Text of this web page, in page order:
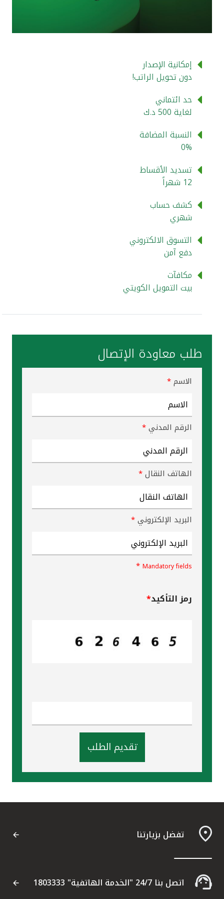
القنوات المصرفية
خدمات ما بعد البيع
اتصل بنا
مواقع الفروع وأجهزة الصرف الآلي
ألمانيا
تركيا
مصر
المملكة المتحدة
مملكة البحرين
إمكانية الإصدار
دون تحويل الراتب!
حد ائتماني
لغاية 500 د.ك
النسبة المضافة
0%
تسديد الأقساط
12 شهراً
كشف حساب
شهري
التسوق الالكتروني
دفع آمن
مكافآت
بيت التمويل الكويتي
طلب معاودة الإتصال
الاسم*
الرقم المدني*
الهاتف النقال*
البريد الإلكتروني*
Mandatory fields
*
رمز التأكيد*
تقديم الطلب
تفضل بزيارتنا
اتصل بنا 24/7 "الخدمة الهاتفية" 1803333